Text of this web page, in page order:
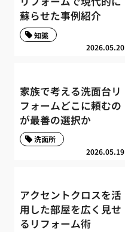
蘇らせた事例紹介
2026.05.20
知識
家族で考える洗面台リ
フォームどこに頼むの
が最善の選択か
2026.05.19
洗面所
アクセントクロスを活
用した部屋を広く見せ
るリフォーム術